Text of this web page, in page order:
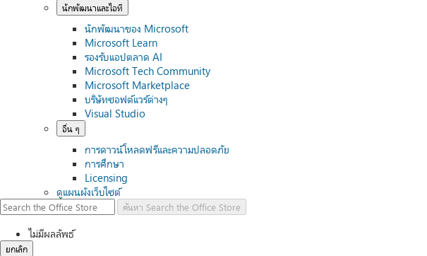
นักพัฒนาและไอที
นักพัฒนาของ Microsoft
Microsoft Learn
รองรับแอปตลาด AI
Microsoft Tech Community
Microsoft Marketplace
บริษัทซอฟต์แวร์ต่างๆ
Visual Studio
อื่น ๆ
การดาวน์โหลดฟรีและความปลอดภัย
การศึกษา
Licensing
ดูแผนผังเว็บไซต์
ค้นหา Search the Office Store
ไม่มีผลลัพธ์
ยกเลิก